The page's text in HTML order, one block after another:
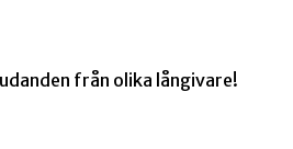
från olika långivare!